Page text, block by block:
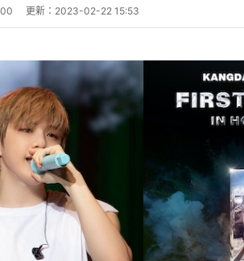
更新： 2023-02-22 15:53